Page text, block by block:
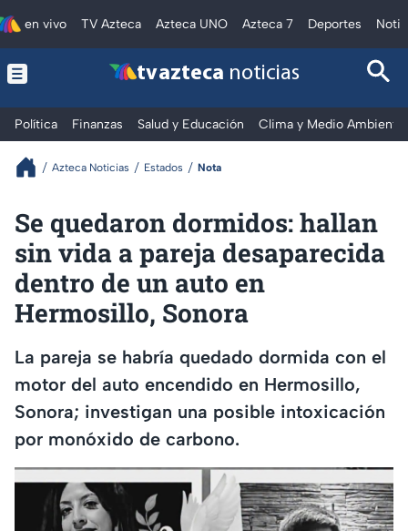
en vivo TV Azteca Azteca UNO Azteca 7 Deportes
tv azteca noticias
Política Finanzas Salud y Educación Clima y Medio Ambiente
Azteca Noticias Estados Nota
Se quedaron dormidos: hallan
sin vida a pareja desaparecida
dentro de un auto en
Hermosillo, Sonora
La pareja se habría quedado dormida con el
motor del auto encendido en Hermosillo,
Sonora; investigan una posible intoxicación
por monóxido de carbono.